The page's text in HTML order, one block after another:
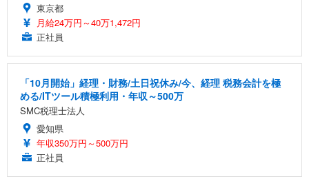
東京都
月給24万円～40万1,472円
正社員
「10月開始」経理・財務/土日祝休み/今、経理 税務会計を極
める/ITツール積極利用・年収～500万
SMC税理士法人
愛知県
年収350万円～500万円
正社員